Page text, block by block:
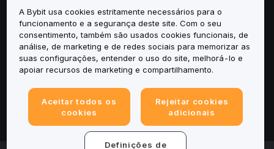
Serviços
Suporte
A Bybit usa cookies estritamente necessários para o
funcionamento e a segurança deste site. Com o seu
consentimento, também são usados cookies funcionais, de
análise, de marketing e de redes sociais para memorizar as
suas configurações, entender o uso do site, melhorá-lo e
apoiar recursos de marketing e compartilhamento.
Aceitar todos os
cookies
Rejeitar cookies
adicionais
Definições de